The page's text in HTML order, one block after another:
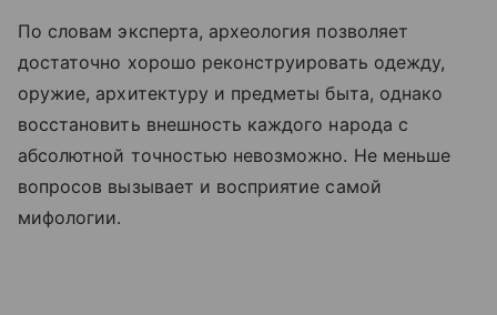
По словам эксперта, археология позволяет
достаточно хорошо реконструировать одежду,
оружие, архитектуру и предметы быта, однако
восстановить внешность каждого народа с
абсолютной точностью невозможно. Не меньше
вопросов вызывает и восприятие самой
мифологии.